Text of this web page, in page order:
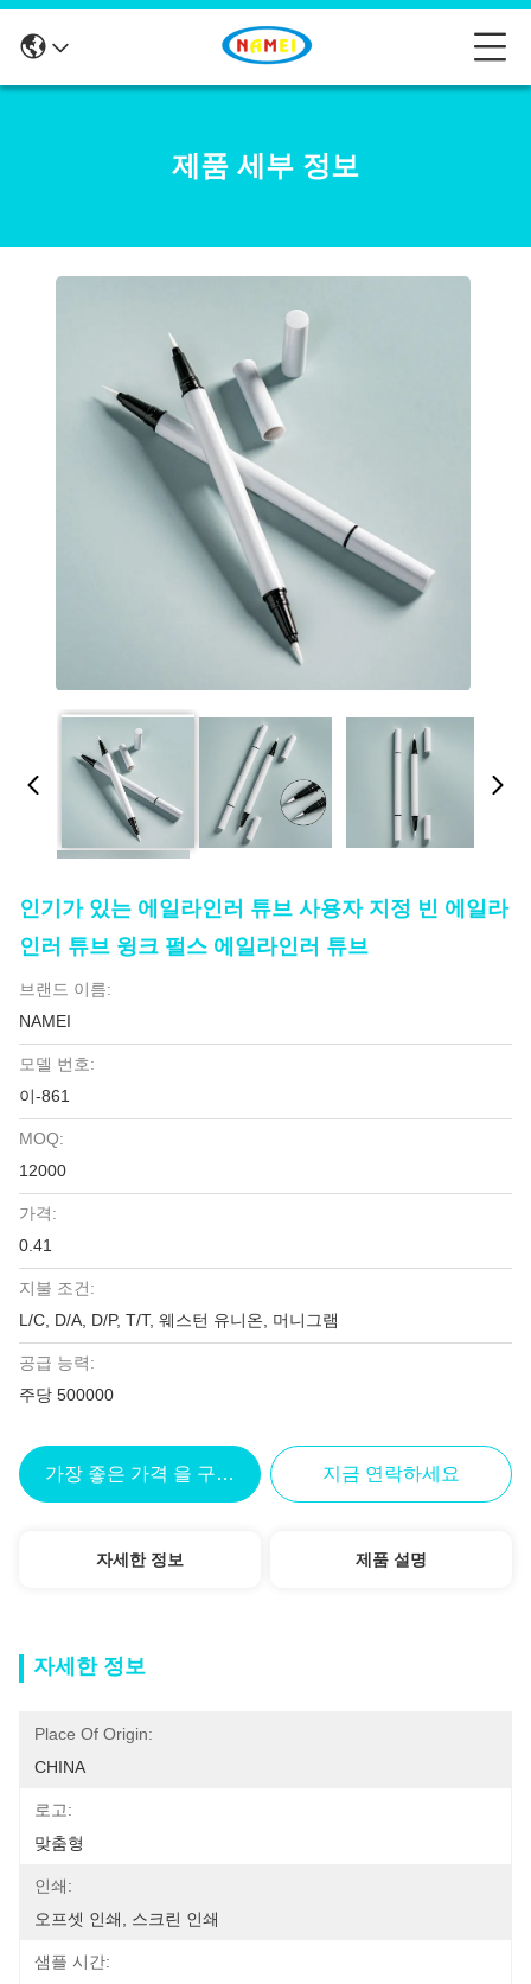
제품 세부 정보
인기가 있는 에일라인러 튜브 사용자 지정 빈 에일라
인러 튜브 윙크 펄스 에일라인러 튜브
브랜드 이름:
NAMEI
모델 번호:
이-861
MOQ:
12000
가격:
0.41
지불 조건:
L/C, D/A, D/P, T/T, 웨스턴 유니온, 머니그램
공급 능력:
주당 500000
가장 좋은 가격 을 구하라 지금 연락하세요
자세한 정보 제품 설명
자세한 정보
Place Of Origin:
CHINA
로고:
맞춤형
인쇄:
오프셋 인쇄, 스크린 인쇄
샘플 시간: